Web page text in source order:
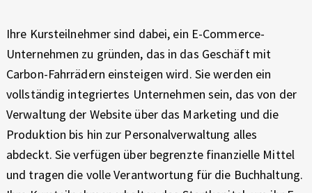
E
G
I
E
–
F
Ihre Kursteilnehmer sind dabei, ein E-Commerce-
Unternehmen zu gründen, das in das Geschäft mit
Carbon-Fahrrädern einsteigen wird. Sie werden ein
vollständig integriertes Unternehmen sein, das von der
Verwaltung der Website über das Marketing und die
Produktion bis hin zur Personalverwaltung alles
abdeckt. Sie verfügen über begrenzte finanzielle Mittel
und tragen die volle Verantwortung für die Buchhaltung.